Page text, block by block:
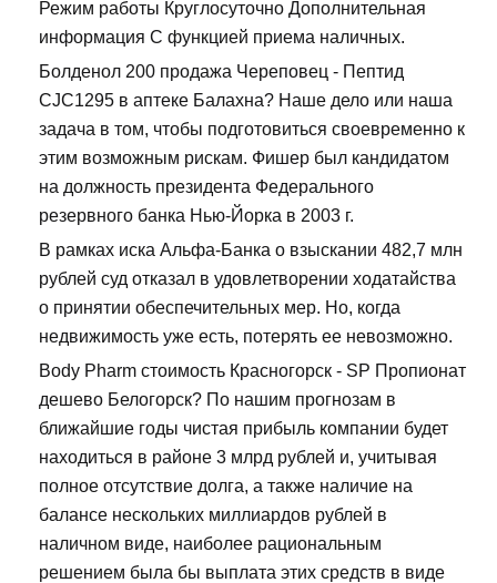
Режим работы Круглосуточно Дополнительная
информация С функцией приема наличных.
Болденол 200 продажа Череповец - Пептид
CJC1295 в аптеке Балахна? Наше дело или наша
задача в том, чтобы подготовиться своевременно к
этим возможным рискам. Фишер был кандидатом
на должность президента Федерального
резервного банка Нью-Йорка в 2003 г.
В рамках иска Альфа-Банка о взыскании 482,7 млн
рублей суд отказал в удовлетворении ходатайства
о принятии обеспечительных мер. Но, когда
недвижимость уже есть, потерять ее невозможно.
Body Pharm стоимость Красногорск - SP Пропионат
дешево Белогорск? По нашим прогнозам в
ближайшие годы чистая прибыль компании будет
находиться в районе 3 млрд рублей и, учитывая
полное отсутствие долга, а также наличие на
балансе нескольких миллиардов рублей в
наличном виде, наиболее рациональным
решением была бы выплата этих средств в виде